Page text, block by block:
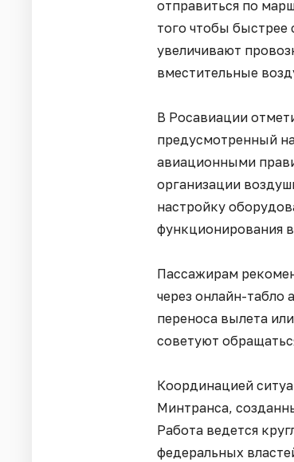
отправиться по
того чтобы быстрее
увеличивают
вместительные
В Росавиации
предусмотренный
авиационными
организации
настройку
функционирования
Пассажирам
через онлайн-табло
переноса вылета
советуют
Координацией
Минтранса,
Работа ведется
федеральных